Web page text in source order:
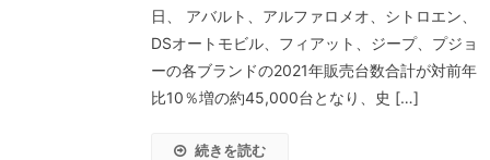
日、 アバルト、アルファロメオ、シトロエン、
DSオートモビル、フィアット、ジープ、プジョ
ーの各ブランドの2021年販売台数合計が対前年
比10％増の約45,000台となり、史 […]
続きを読む